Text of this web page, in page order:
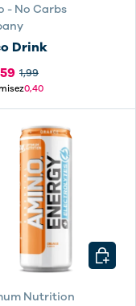
- No Carbs
Drink
1,99
0,40
Nutrition